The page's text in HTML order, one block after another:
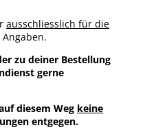
ausschliesslich für die
zu deiner Bestellung
gerne
diesem Weg keine
entgegen.